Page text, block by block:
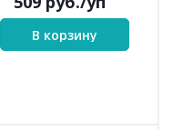
В корзину